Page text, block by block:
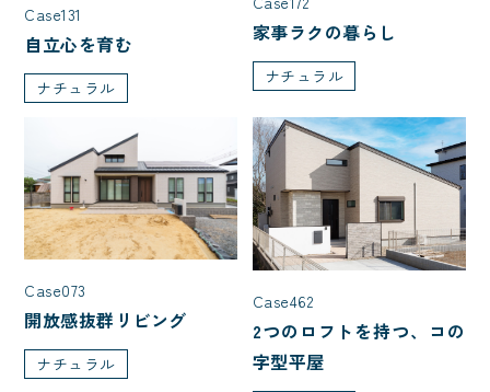
Case131
自立心を育む
ナチュラル
家事ラクの暮らし
ナチュラル
Case073
開放感抜群リビング
ナチュラル
Case462
2つのロフトを持つ、コの
字型平屋